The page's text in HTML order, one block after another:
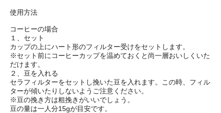
使用方法
コーヒーの場合
１、セット
カップの上にハート形のフィルター受けをセットします。
※セット前にコーヒーカップを温めておくと尚一層おいしくいた
だけます。
２、豆を入れる
セラフィルターをセットし挽いた豆を入れます。この時、フィル
ターが傾いたりしないようご注意ください。
※豆の挽き方は粗挽きがいいでしょう。
豆の量は一人分15gが目安です。